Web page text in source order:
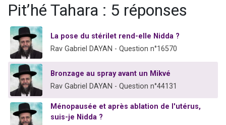
Il reste 49 places pour étudier en groupe sur Zoom
Ariel vient de donner son Maasser
Nathaniel vient de donner son Maasser
Pit’hé Tahara : 5 réponses
La pose du stérilet rend-elle Nidda ?
Rav Gabriel DAYAN - Question n°16570
Bronzage au spray avant un Mikvé
Rav Gabriel DAYAN - Question n°44131
Ménopausée et après ablation de l'utérus,
suis-je Nidda ?